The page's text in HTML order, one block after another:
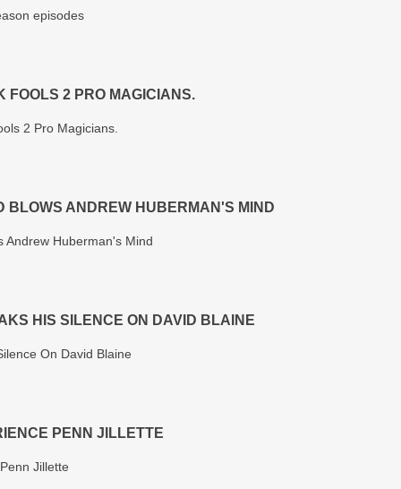
episodes
FOOLS 2 PRO MAGICIANS.
2 Pro Magicians.
BLOWS ANDREW HUBERMAN'S MIND
Andrew Huberman's Mind
HIS SILENCE ON DAVID BLAINE
On David Blaine
PENN JILLETTE
Jillette